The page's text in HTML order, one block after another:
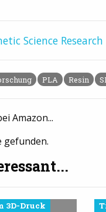
Science
PLA Resin
Amazon...
gefunden.
3D-Druck